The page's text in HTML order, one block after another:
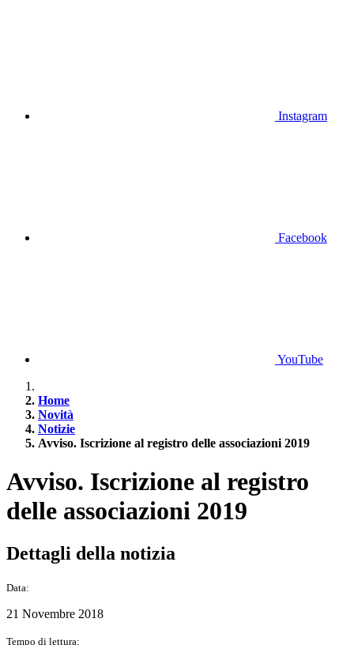
Instagram
Facebook
YouTube
Home
Novità
Notizie
Avviso. Iscrizione al registro delle associazioni 2019
Avviso. Iscrizione al registro
delle associazioni 2019
Dettagli della notizia
Data:
21 Novembre 2018
Tempo di lettura: